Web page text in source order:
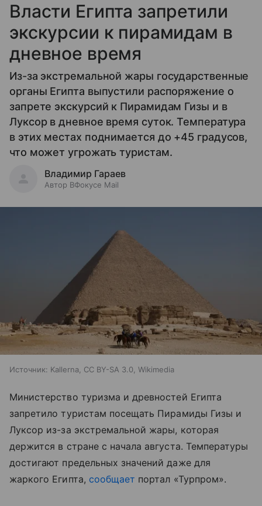
Власти Египта запретили
экскурсии к пирамидам в
дневное время
Из-за экстремальной жары государственные
органы Египта выпустили распоряжение о
запрете экскурсий к Пирамидам Гизы и в
Луксор в дневное время суток. Температура
в этих местах поднимается до +45 градусов,
что может угрожать туристам.
Владимир Гараев
Автор ВФокусе Mail
Источник: Kallerna, CC BY-SA 3.0, Wikimedia
Министерство туризма и древностей Египта
запретило туристам посещать Пирамиды Гизы и
Луксор из-за экстремальной жары, которая
держится в стране с начала августа. Температуры
достигают предельных значений даже для
жаркого Египта, сообщает портал «Турпром».